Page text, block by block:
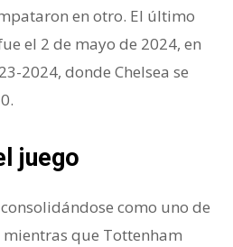
en otro. El último
el 2 de mayo de 2024, en
2024, donde Chelsea se
juego
como uno de
que Tottenham